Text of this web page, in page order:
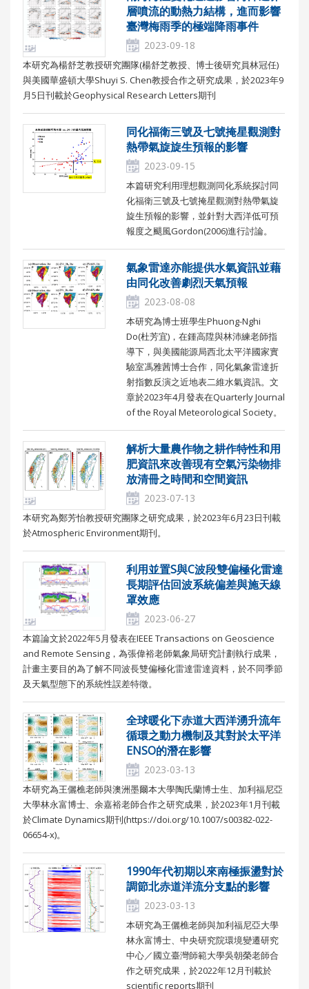
層噴流的動熱力結構，進而影響
臺灣梅雨季的極端降雨事件
2023-09-18
本研究為楊舒芝教授研究團隊(楊舒芝教授、博士後研究員林冠任)
與美國華盛頓大學Shuyi S. Chen教授合作之研究成果，於2023年9
月5日刊載於Geophysical Research Letters期刊
同化福衛三號及七號掩星觀測對
熱帶氣旋旋生預報的影響
2023-09-15
本篇研究利用理想觀測同化系統探討同
化福衛三號及七號掩星觀測對熱帶氣旋
旋生預報的影響，並針對大西洋低可預
報度之颶風Gordon(2006)進行討論。
氣象雷達亦能提供水氣資訊並藉
由同化改善劇烈天氣預報
2023-08-08
本研究為博士班學生Phuong-Nghi
Do(杜芳宜)，在鍾高陞與林沛練老師指
導下，與美國能源局西北太平洋國家實
驗室馮雅茜博士合作，同化氣象雷達折
射指數反演之近地表二維水氣資訊。文
章於2023年4月發表在Quarterly Journal
of the Royal Meteorological Society。
解析大量農作物之耕作特性和用
肥資訊來改善現有空氣污染物排
放清冊之時間和空間資訊
2023-07-13
本研究為鄭芳怡教授研究團隊之研究成果，於2023年6月23日刊載
於Atmospheric Environment期刊。
利用並置S與C波段雙偏極化雷達
長期評估回波系統偏差與施天線
罩效應
2023-06-27
本篇論文於2022年5月發表在IEEE Transactions on Geoscience
and Remote Sensing，為張偉裕老師氣象局研究計劃執行成果，
計畫主要目的為了解不同波長雙偏極化雷達雷達資料，於不同季節
及天氣型態下的系統性誤差特徵。
全球暖化下赤道大西洋湧升流年
循環之動力機制及其對於太平洋
ENSO的潛在影響
2023-03-13
本研究為王儷樵老師與澳洲墨爾本大學陶氏蘭博士生、加利福尼亞
大學林永富博士、余嘉裕老師合作之研究成果，於2023年1月刊載
於Climate Dynamics期刊(https://doi.org/10.1007/s00382-022-
06654-x)。
1990年代初期以來南極振盪對於
調節北赤道洋流分支點的影響
2023-03-13
本研究為王儷樵老師與加利福尼亞大學
林永富博士、中央研究院環境變遷研究
中心／國立臺灣師範大學吳朝榮老師合
作之研究成果，於2022年12月刊載於
scientific reports期刊